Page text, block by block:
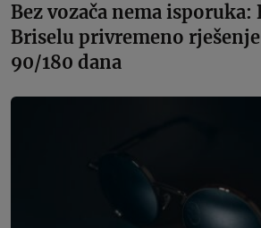
Bez vozača nema
Briselu privremeno
90/180 dana